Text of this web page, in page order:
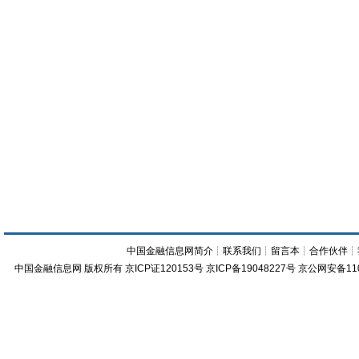
中国金融信息网简介 ┊联系我们 ┊ 留言本 ┊合作伙伴 ┊
中国金融信息网 版权所有 京ICP证120153号 京ICP备19048227号 京公网安备